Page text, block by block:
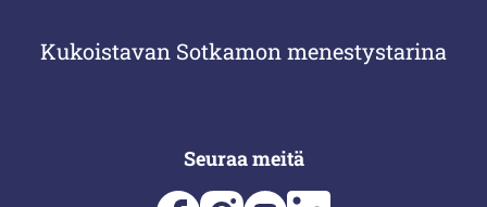
Kukoistavan Sotkamon menestystarina
Seuraa meitä